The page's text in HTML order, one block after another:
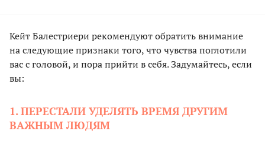
Кейт Балестриери рекомендуют обратить внимание
на следующие признаки того, что чувства поглотили
вас с головой, и пора прийти в себя. Задумайтесь, если
вы:
1. ПЕРЕСТАЛИ УДЕЛЯТЬ ВРЕМЯ ДРУГИМ
ВАЖНЫМ ЛЮДЯМ